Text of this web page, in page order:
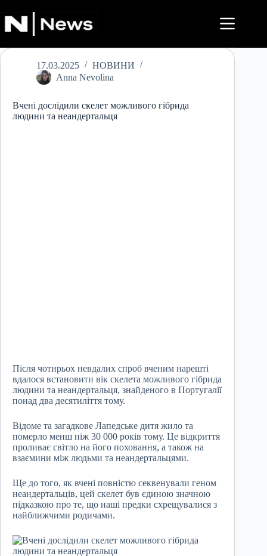
до
вмісту
17.03.2025
НОВИНИ
Anna Nevolina
Вчені дослідили скелет можливого гібрида
людини та неандертальця
Після чотирьох невдалих спроб вченим нарешті
вдалося встановити вік скелета можливого гібрида
людини та неандертальця, знайденого в Португалії
понад два десятиліття тому.
Відоме та загадкове Лапедське дитя жило та
померло менш ніж 30 000 років тому. Це відкриття
проливає світло на його поховання, а також на
взаємини між людьми та неандертальцями.
Ще до того, як вчені повністю секвенували геном
неандертальців, цей скелет був єдиною значною
підказкою про те, що наші предки схрещувалися з
найближчими родичами.